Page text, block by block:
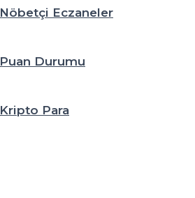
Nöbetçi Eczaneler
Puan Durumu
Kripto Para